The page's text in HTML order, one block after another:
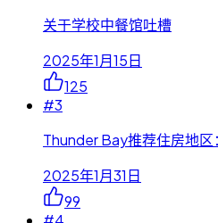
关于学校中餐馆吐槽
2025年1月15日
125
#3
Thunder Bay推荐住房地区
2025年1月31日
99